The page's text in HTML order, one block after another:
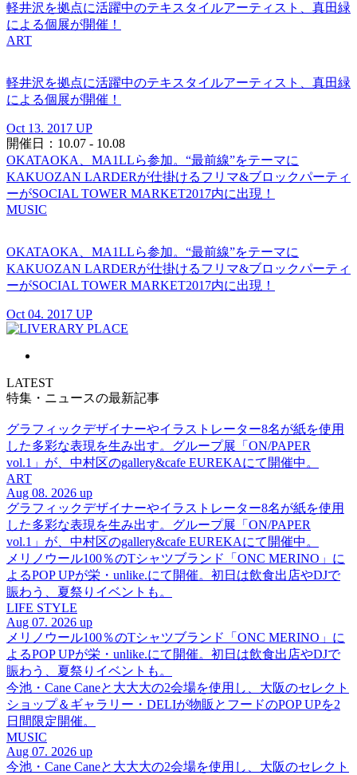
軽井沢を拠点に活躍中のテキスタイルアーティスト、真田緑
による個展が開催！
ART
軽井沢を拠点に活躍中のテキスタイルアーティスト、真田緑
による個展が開催！
Oct 13. 2017 UP
開催日：10.07 - 10.08
OKATAOKA、MA1LLら参加。“最前線”をテーマに
KAKUOZAN LARDERが仕掛けるフリマ&ブロックパーティ
ーがSOCIAL TOWER MARKET2017内に出現！
MUSIC
OKATAOKA、MA1LLら参加。“最前線”をテーマに
KAKUOZAN LARDERが仕掛けるフリマ&ブロックパーティ
ーがSOCIAL TOWER MARKET2017内に出現！
Oct 04. 2017 UP
LATEST
特集・ニュースの最新記事
グラフィックデザイナーやイラストレーター8名が紙を使用
した多彩な表現を生み出す。グループ展「ON/PAPER
vol.1」が、中村区のgallery&cafe EUREKAにて開催中。
ART
Aug 08. 2026 up
グラフィックデザイナーやイラストレーター8名が紙を使用
した多彩な表現を生み出す。グループ展「ON/PAPER
vol.1」が、中村区のgallery&cafe EUREKAにて開催中。
メリノウール100％のTシャツブランド「ONC MERINO」に
よるPOP UPが栄・unlike.にて開催。初日は飲食出店やDJで
賑わう、夏祭りイベントも。
LIFE STYLE
Aug 07. 2026 up
メリノウール100％のTシャツブランド「ONC MERINO」に
よるPOP UPが栄・unlike.にて開催。初日は飲食出店やDJで
賑わう、夏祭りイベントも。
今池・Cane Caneと大大大の2会場を使用し、大阪のセレクト
ショップ＆ギャラリー・DELIが物販とフードのPOP UPを2
日間限定開催。
MUSIC
Aug 07. 2026 up
今池・Cane Caneと大大大の2会場を使用し、大阪のセレクト